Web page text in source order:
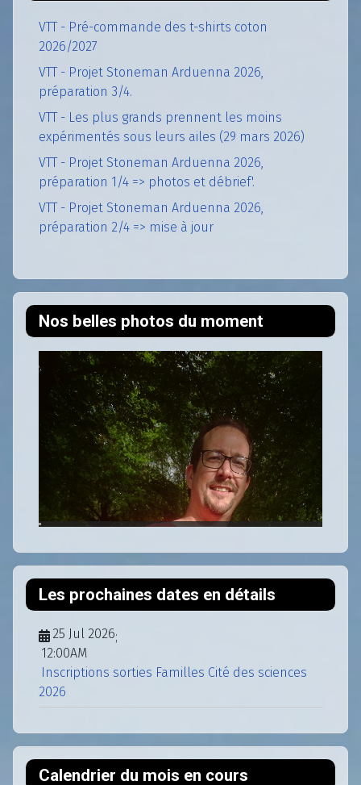
VTT - Pré-commande des t-shirts coton
2026/2027
VTT - Projet Stoneman Arduenna 2026,
préparation 3/4.
VTT - Les plus grands prennent les moins
expérimentés sous leurs ailes (29 mars 2026)
VTT - Projet Stoneman Arduenna 2026,
préparation 1/4 => photos et débrief'.
VTT - Projet Stoneman Arduenna 2026,
préparation 2/4 => mise à jour
Nos belles photos du moment
Les prochaines dates en détails
25 Jul 2026;
12:00AM
Inscriptions sorties Familles Cité des sciences
2026
Calendrier du mois en cours